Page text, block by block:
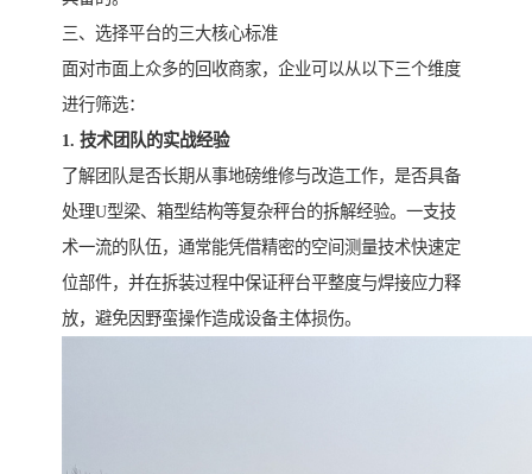
三、选择平台的三大核心标准
面对市面上众多的回收商家，企业可以从以下三个维度
进行筛选：
1. 技术团队的实战经验
了解团队是否长期从事地磅维修与改造工作，是否具备
处理U型梁、箱型结构等复杂秤台的拆解经验。一支技
术一流的队伍，通常能凭借精密的空间测量技术快速定
位部件，并在拆装过程中保证秤台平整度与焊接应力释
放，避免因野蛮操作造成设备主体损伤。